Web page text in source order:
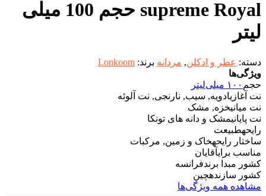
supreme Royal حجم 100 میلی
لیتر
دسته: عطر و ادکلن, مردانه برند: Lonkoom
ویژگی‌ها
حجم ۱۰۰ میلی‌لیتر
نت آغازیادویه, سیب, نارنجی, نت آلوئه
نت میانیخزه, مشک
نت پایانیمشک و دانه های تونکا
رایحهطبیعت
ساختار رایحهخاک و زمین, مرکبات
مناسب برایآقایان
کشور مبدا برندفرانسه
کشور سازندهچین
مشاهده همه ویژگی‌ها